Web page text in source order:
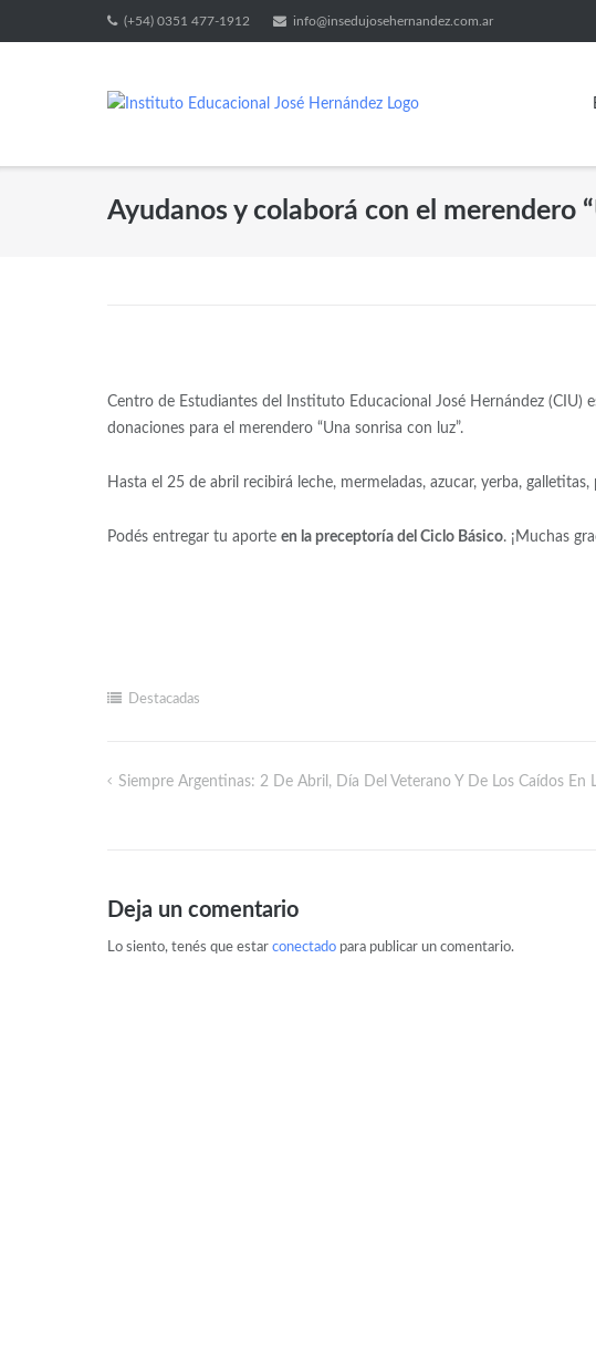
(+54) 0351 477-1912 info@insedujosehernandez.com.ar
Ayudanos y colaborá con el merendero
Centro de Estudiantes del Instituto Educacional José Hernández (CIU)
donaciones para el merendero “Una sonrisa con luz”.
Hasta el 25 de abril recibirá leche, mermeladas, azucar, yerba,
Podés entregar tu aporte en la preceptoría del Ciclo Básico. ¡Muchas
Destacadas
Siempre Argentinas: 2 De Abril, Día Del Veterano Y De Los Caídos En
Deja un comentario
Lo siento, tenés que estar conectadopara publicar un comentario.